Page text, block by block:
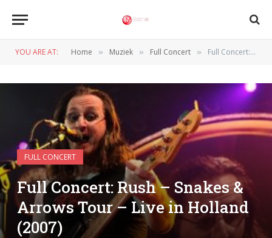
YOU ARE AT: Home » Muziek » Full Concert » Full Concert: Rush – Snakes & Arrows Tour – Live in Holland (2007)
FULL CONCERT
Full Concert: Rush – Snakes &
Arrows Tour – Live in Holland
(2007)